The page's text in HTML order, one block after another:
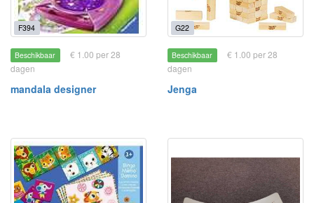
F394
Beschikbaar
€ 1.00 per 28
dagen
mandala designer
G22
Beschikbaar
€ 1.00 per 28
dagen
Jenga